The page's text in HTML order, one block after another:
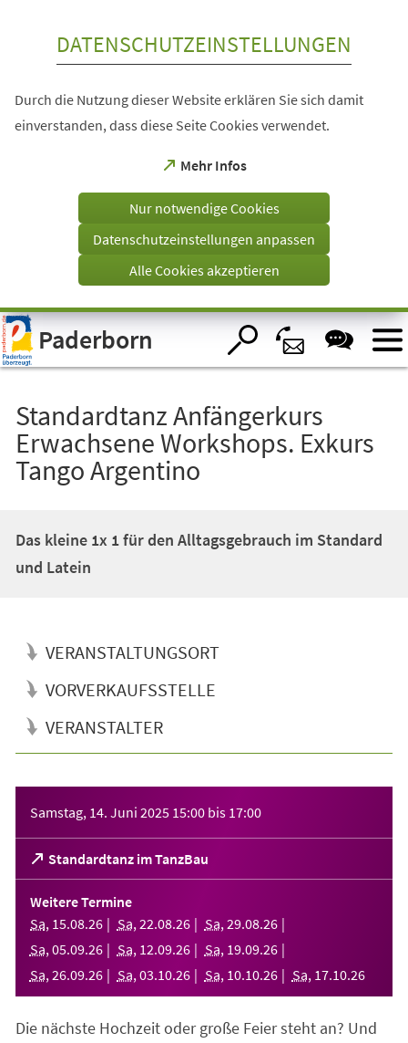
Visuelle
Assistenzsoftware
öffnen.
DATENSCHUTZEINSTELLUNGEN
Durch die Nutzung dieser Website erklären Sie sich damit
einverstanden, dass diese Seite Cookies verwendet.
Mehr Infos
(Öffnet
einem
Tab)
Nur notwendige Cookies
Datenschutzeinstellungen anpassen
Alle Cookies akzeptieren
Paderborn
Standardtanz Anfängerkurs
Erwachsene Workshops. Exkurs
Tango Argentino
Das kleine 1x 1 für den Alltagsgebrauch im Standard
und Latein
VERANSTALTUNGSORT
VORVERKAUFSSTELLE
VERANSTALTER
Samstag, 14. Juni 2025 15:00 bis 17:00
Standardtanz im TanzBau
(Öffnet
in
einem
neuen
Tab)
Weitere Termine
Sa, 15.08.26 Sa, 22.08.26 Sa, 29.08.26
Sa, 05.09.26 Sa, 12.09.26 Sa, 19.09.26
Sa, 26.09.26 Sa, 03.10.26 Sa, 10.10.26 Sa, 17.10.26
Die nächste Hochzeit oder große Feier steht an? Und